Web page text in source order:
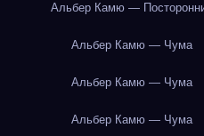
Альбер Камю —
Альбер Камю — Чума
Альбер Камю — Чума
Альбер Камю — Чума